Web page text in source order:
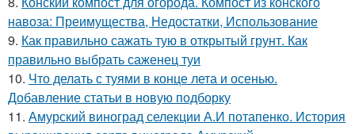
навоза: Преимущества, Недостатки, Использование
9. Как правильно сажать тую в открытый грунт. Как
правильно выбрать саженец туи
10. Что делать с туями в конце лета и осенью.
Добавление статьи в новую подборку
11. Амурский виноград селекции А.И потапенко. История